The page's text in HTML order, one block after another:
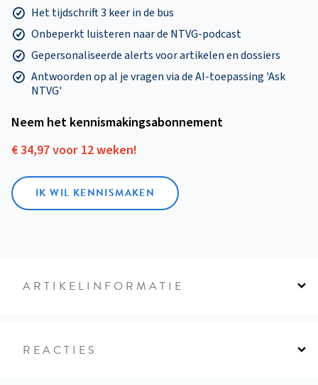
Het tijdschrift 3 keer in de bus
Onbeperkt luisteren naar de NTVG-podcast
Gepersonaliseerde alerts voor artikelen en dossiers
Antwoorden op al je vragen via de AI-toepassing 'Ask
NTVG'
Neem het kennismakings­abonnement
€ 34,97 voor 12 weken!
IK WIL KENNISMAKEN
ARTIKELINFORMATIE
REACTIES